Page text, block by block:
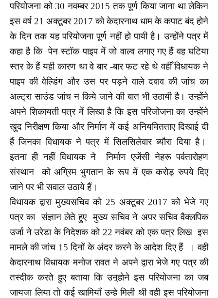
परियोजना को 30 नवम्बर 2015 तक पूर्ण किया जाना था लेकिन
इस वर्ष 21 अक्टूबर 2017 को केदारनाथ धाम के कपाट बंद होने
के दिन तक यह परियोजना पूर्ण नहीं हो पायी है। उन्होंने पत्र में
कहा है कि पेन स्टॉक पाइप में जो वाल्व लगाए गए हैं वह घटिया
स्तर के हैं यही कारण था वे बार -बार फट रहे थे वहीँ विधायक ने
पाइप की वेल्डिंग और उस पर पड़ने वाले दबाव की जांच का
अल्ट्रा साउंड जांच न किये जाने की बात भी उठायी है। उन्होंने
अपने शिकायती पत्र में लिखा है कि इस परिजोजना का उन्होंने
खुद निरीक्षण किया और निर्माण में कई अनियमितताए दिखाई दी
हैं जिनका विधायक ने पत्र में सिलसिलेवार ब्यौरा दिया है।
इतना ही नहीं विधायक ने निर्माण एजेंसी नेहरू पर्वतारोहण
संस्थान को अग्रिम भुगतान के रूप में एक करोड़ रुपये दिए
जाने पर भी सवाल उठाये हैं।
विधायक द्वारा मुख्यसचिव को 25 अक्टूबर 2017 को भेजे गए
पत्र का संज्ञान लेते हुए मुख्य सचिव ने अपर सचिव वैक्लपिक
उर्जा ने उरेडा के निदेशक को 22 नवंबर को एक पत्र लिख इस
मामले की जांच 15 दिनों के अंदर करने के आदेश दिए हैं । वही
केदारनाथ विधायक मनोज रावत ने अपने द्वारा भेजे गए पत्र की
तस्दीक करते हुए बताया कि उऩ्होने इस परियोजना का जब
जायजा लिया तो कई खामियाँ उन्हे मिली थी वही इस परियोजना